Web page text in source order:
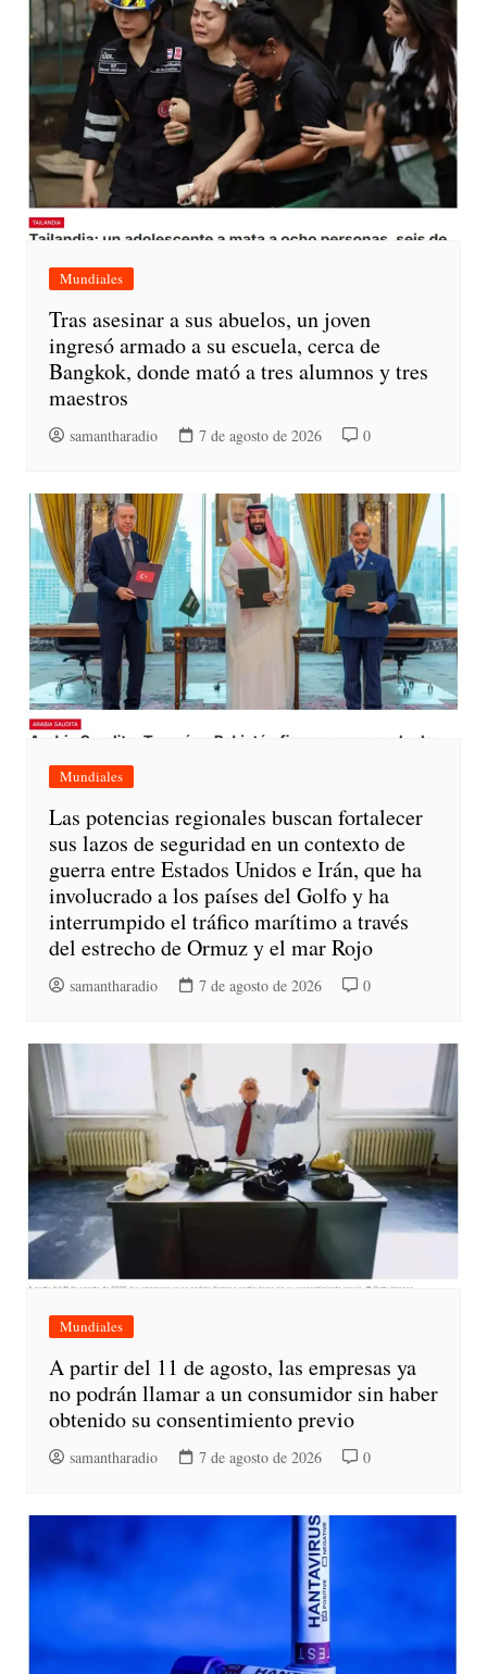
Mundiales
Tras asesinar a sus abuelos, un joven
ingresó armado a su escuela, cerca de
Bangkok, donde mató a tres alumnos y tres
maestros
samantharadio 7 de agosto de 2026 0
Mundiales
Las potencias regionales buscan fortalecer
sus lazos de seguridad en un contexto de
guerra entre Estados Unidos e Irán, que ha
involucrado a los países del Golfo y ha
interrumpido el tráfico marítimo a través
del estrecho de Ormuz y el mar Rojo
samantharadio 7 de agosto de 2026 0
Mundiales
A partir del 11 de agosto, las empresas ya
no podrán llamar a un consumidor sin haber
obtenido su consentimiento previo
samantharadio 7 de agosto de 2026 0